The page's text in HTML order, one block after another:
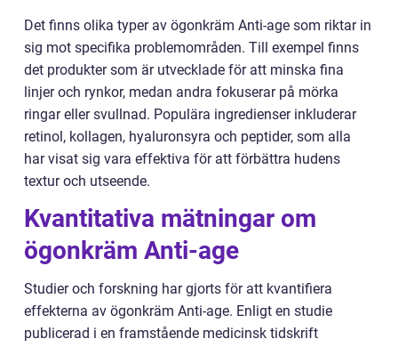
Det finns olika typer av ögonkräm Anti-age som riktar in
sig mot specifika problemområden. Till exempel finns
det produkter som är utvecklade för att minska fina
linjer och rynkor, medan andra fokuserar på mörka
ringar eller svullnad. Populära ingredienser inkluderar
retinol, kollagen, hyaluronsyra och peptider, som alla
har visat sig vara effektiva för att förbättra hudens
textur och utseende.
Kvantitativa mätningar om
ögonkräm Anti-age
Studier och forskning har gjorts för att kvantifiera
effekterna av ögonkräm Anti-age. Enligt en studie
publicerad i en framstående medicinsk tidskrift